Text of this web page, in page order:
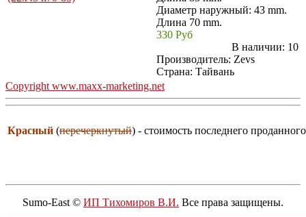
Диаметр наружный: 43 mm.
Длина 70 mm.
330 Руб
В наличии: 10
Производитель: Zevs
Страна: Тайвань
Copyright www.maxx-marketing.net
Красный (перечеркнутый) - стоимость последнего
Sumo-East © ИП Тихомиров В.И. Все права защищены.